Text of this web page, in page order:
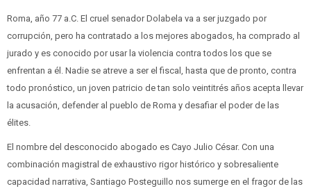
Roma, año 77 a.C. El cruel senador Dolabela va a ser juzgado por
corrupción, pero ha contratado a los mejores abogados, ha comprado al
jurado y es conocido por usar la violencia contra todos los que se
enfrentan a él. Nadie se atreve a ser el fiscal, hasta que de pronto, contra
todo pronóstico, un joven patricio de tan solo veintitrés años acepta llevar
la acusación, defender al pueblo de Roma y desafiar el poder de las
élites.
El nombre del desconocido abogado es Cayo Julio César. Con una
combinación magistral de exhaustivo rigor histórico y sobresaliente
capacidad narrativa, Santiago Posteguillo nos sumerge en el fragor de las